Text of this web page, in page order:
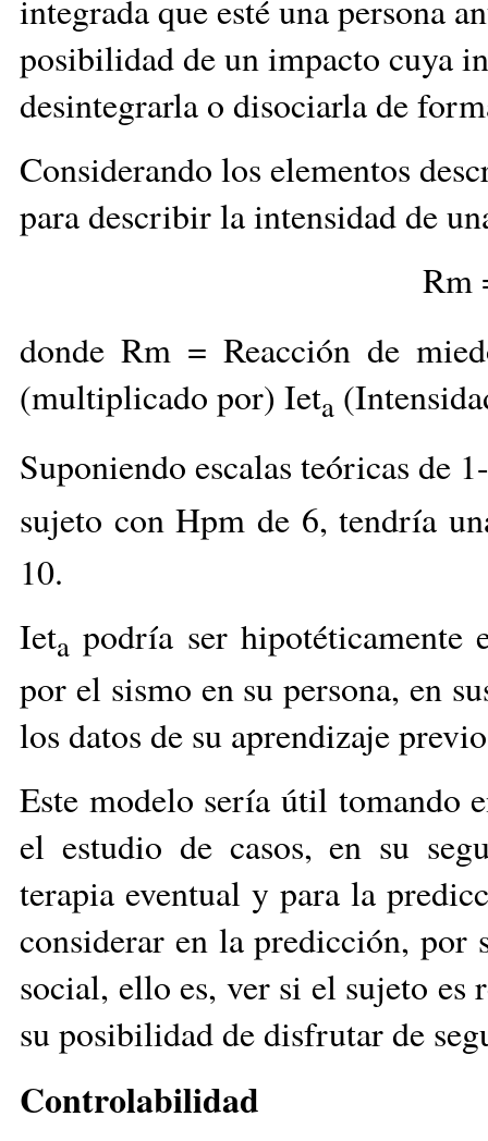
integrada que esté una persona
posibilidad de un impacto cuya
desintegrarla o disociarla de
Considerando los elementos
para describir la intensidad de
Rm
donde Rm = Reacción de
(multiplicado por) Ieta
Suponiendo escalas teóricas de
sujeto con Hpm de 6, tendría
10.
Ieta podría ser hipotéticamente
por el sismo en su persona, en
los datos de su aprendizaje
Este modelo sería útil tomando
el estudio de casos, en su
terapia eventual y para la
considerar en la predicción, por
social, ello es, ver si el sujeto es
su posibilidad de disfrutar de
Controlabilidad